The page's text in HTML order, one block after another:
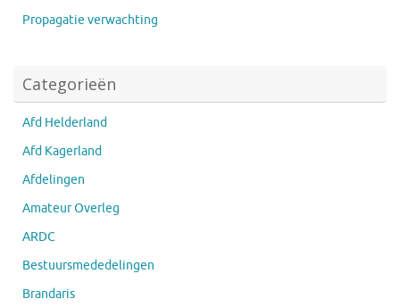
Propagatie verwachting
Categorieën
Afd Helderland
Afd Kagerland
Afdelingen
Amateur Overleg
ARDC
Bestuursmededelingen
Brandaris